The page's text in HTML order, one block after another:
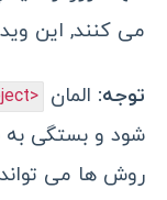
می کنند, این
توجه: المان <object>
شود و بستگی به
روش ها می تواند